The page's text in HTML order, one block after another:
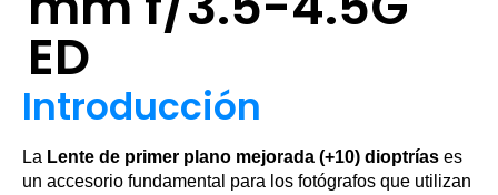
ED
Introducción
La Lente de primer plano mejorada (+10) dioptrías es
un accesorio fundamental para los fotógrafos que utilizan